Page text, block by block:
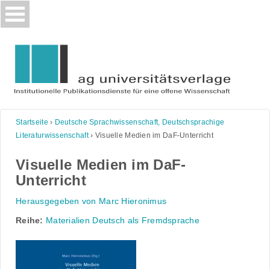
Skip
to
Startseite › Deutsche Sprachwissenschaft, Deutschsprachige
Literaturwissenschaft› Visuelle Medien im DaF-Unterricht
Visuelle Medien im DaF-
Unterricht
Herausgegeben von Marc Hieronimus
Reihe: Materialien Deutsch als Fremdsprache